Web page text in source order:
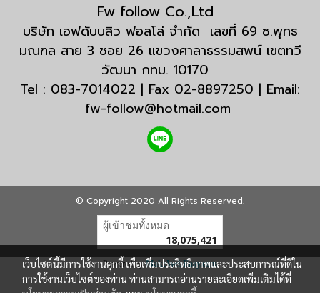
Fw follow Co.,Ltd
บริษัท เอฟดับบลิว ฟอลโล่ จำกัด เลขที่ 69 ซ.พุทธ
มณฑล สาย 3 ซอย 26 แขวงศาลาธรรมสพน์ เขตทวี
วัฒนา กทม. 10170
Tel : 083-7014022 | Fax 02-8897250 | Email:
fw-follow@hotmail.com
© Copyright 2020 All Rights Reserved.
ผู้เข้าชมทั้งหมด
18,075,421
Powered byMakeWebEasy.com
เว็บไซต์นี้มีการใช้งานคุกกี้ เพื่อเพิ่มประสิทธิภาพและประสบการณ์ที่ดีใน
การใช้งานเว็บไซต์ของท่าน ท่านสามารถอ่านรายละเอียดเพิ่มเติมได้ที่